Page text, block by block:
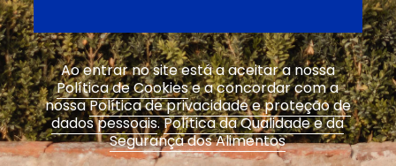
Ao entrar no site está a aceitar a nossa
Política de Cookiese a concordar com a
nossaPolítica de privacidade e proteção de
dados pessoais.Política da Qualidade e da
Segurança dos Alimentos